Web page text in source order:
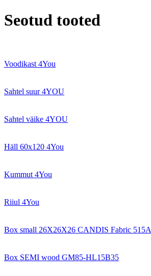
Seotud tooted
Voodikast 4You
Sahtel suur 4YOU
Sahtel väike 4YOU
Häll 60x120 4You
Kummut 4You
Riiul 4You
Box small 26X26X26 CANDIS Fabric 515A
Box SEMI wood GM85-HL15B35